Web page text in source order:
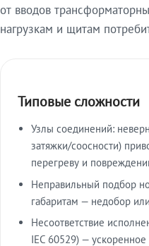
от вводов
нагрузкам и щитам
Типовые сложности
Узлы соединений:
затяжки/соосности)
перегреву и
Неправильный подбор
габаритам — недобор
Несоответствие
IEC 60529) —